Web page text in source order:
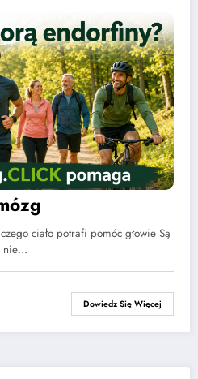
ciało potrafi pomóc głowie Są
nie…
Dowiedz Się Więcej